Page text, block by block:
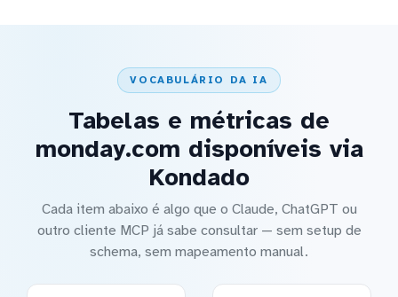
VOCABULÁRIO DA IA
Tabelas e métricas de
monday.com disponíveis via
Kondado
Cada item abaixo é algo que o Claude, ChatGPT ou
outro cliente MCP já sabe consultar — sem setup de
schema, sem mapeamento manual.